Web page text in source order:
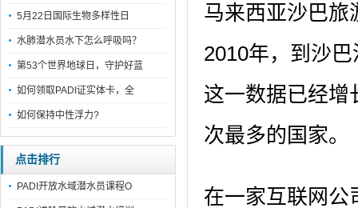
5月22日国际生物多样性日
水肺潜水员水下怎么呼吸吗？
第53个世界地球日，守护好蓝
如何领取PADI证实体卡，全
如何保持中性浮力?
点击排行
PADI开放水域潜水员课程O
马来西亚沙巴旅
2010年，到沙
这一数据已经增
次最多的国家。
在一家互联网公